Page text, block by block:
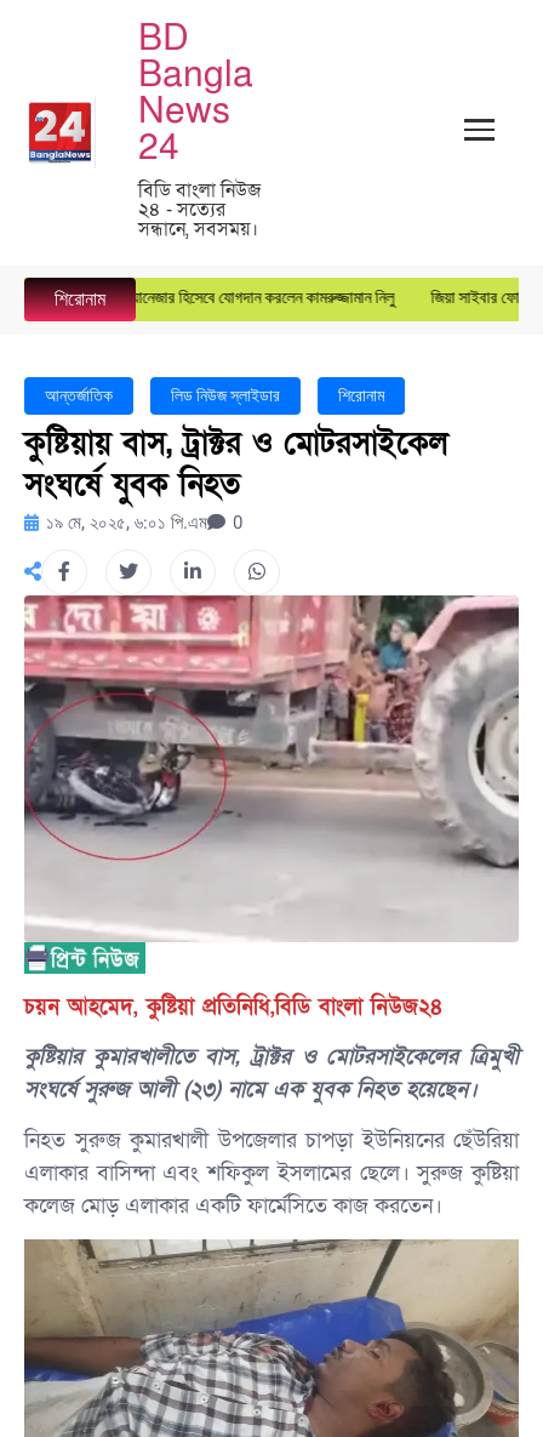
BD
Bangla
News
24
বিডি বাংলা নিউজ
২৪ - সত্যের
সন্ধানে, সবসময়।
শিরোনাম
গ্রুপে জেনারেল ম্যানেজার হিসেবে যোগদান করলেন কামরুজ্জামান নিলু জিয়া সাইবার ফোর্সের
আন্তর্জাতিক লিড নিউজ স্লাইডার শিরোনাম
কুষ্টিয়ায় বাস, ট্রাক্টর ও মোটরসাইকেল
সংঘর্ষে যুবক নিহত
১৯ মে, ২০২৫, ৬:০১ পি.এম 0
চয়ন আহমেদ, কুষ্টিয়া প্রতিনিধি,বিডি বাংলা নিউজ২৪
কুষ্টিয়ার কুমারখালীতে বাস, ট্রাক্টর ও মোটরসাইকেলের ত্রিমুখী
সংঘর্ষে সুরুজ আলী (২৩) নামে এক যুবক নিহত হয়েছেন।
নিহত সুরুজ কুমারখালী উপজেলার চাপড়া ইউনিয়নের ছেঁউরিয়া
এলাকার বাসিন্দা এবং শফিকুল ইসলামের ছেলে। সুরুজ কুষ্টিয়া
কলেজ মোড় এলাকার একটি ফার্মেসিতে কাজ করতেন।